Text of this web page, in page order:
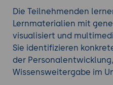
Die Teilnehmenden
Lernmaterialien mit
visualisiert und
Sie identifizieren
der
Wissensweitergabe im